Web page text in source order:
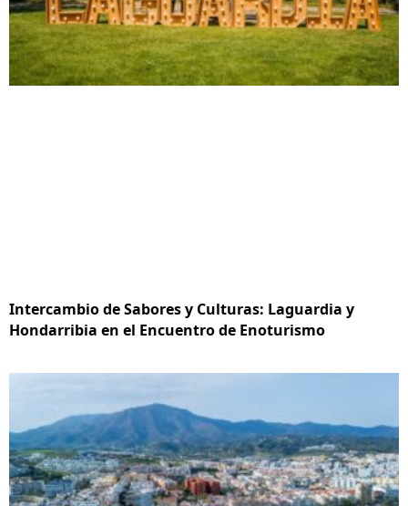
Intercambio de Sabores y Culturas: Laguardia y
Hondarribia en el Encuentro de Enoturismo